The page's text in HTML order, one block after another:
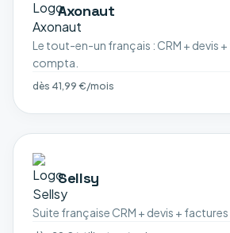
Axonaut
Le tout-en-un français : CRM + devis
compta.
dès 41,99 €/mois
Sellsy
Suite française CRM + devis + factures